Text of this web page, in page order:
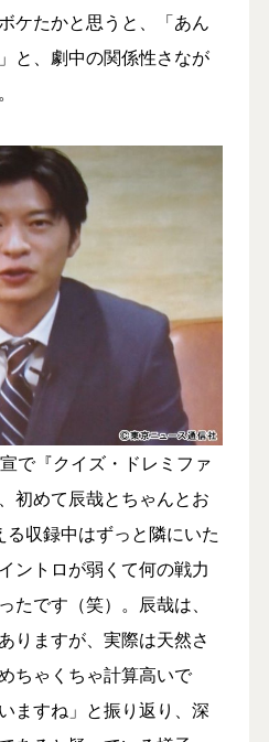
ケたかと思うと、「あん
と、劇中の関係性さなが
で『クイズ・ドレミファ
初めて辰哉とちゃんとお
収録中はずっと隣にいた
ントロが弱くて何の戦力
たです（笑）。辰哉は、
りますが、実際は天然さ
ちゃくちゃ計算高いで
ますね」と振り返り、深